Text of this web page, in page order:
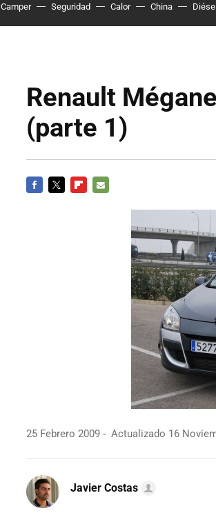
Camper Seguridad Calor China Diésel
Renault
(parte 1)
25 Febrero 2009 Actualizado 16
Javier Costas